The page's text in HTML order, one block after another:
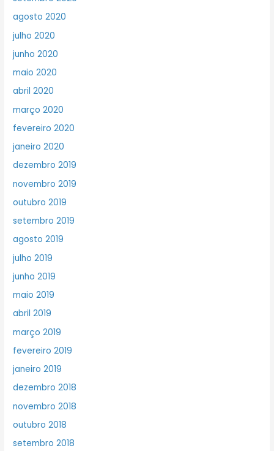
agosto 2020
julho 2020
junho 2020
maio 2020
abril 2020
março 2020
fevereiro 2020
janeiro 2020
dezembro 2019
novembro 2019
outubro 2019
setembro 2019
agosto 2019
julho 2019
junho 2019
maio 2019
abril 2019
março 2019
fevereiro 2019
janeiro 2019
dezembro 2018
novembro 2018
outubro 2018
setembro 2018